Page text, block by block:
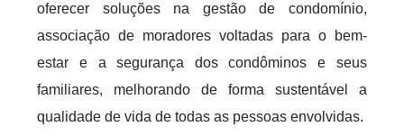
oferecer soluções na gestão de condomínio,
associação de moradores voltadas para o bem-
estar e a segurança dos condôminos e seus
familiares, melhorando de forma sustentável a
qualidade de vida de todas as pessoas envolvidas.